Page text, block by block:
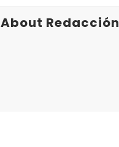
About Redacción